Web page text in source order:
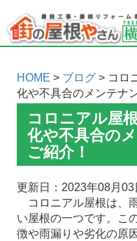
HOME > ブログ> コロ
化や不具合のメンテナ
コロニアル屋
化や不具合の
ご紹介！
更新日：2023年08月03
コロニアル屋根は、
い屋根の一つです。こ
徴や雨漏りや劣化の原